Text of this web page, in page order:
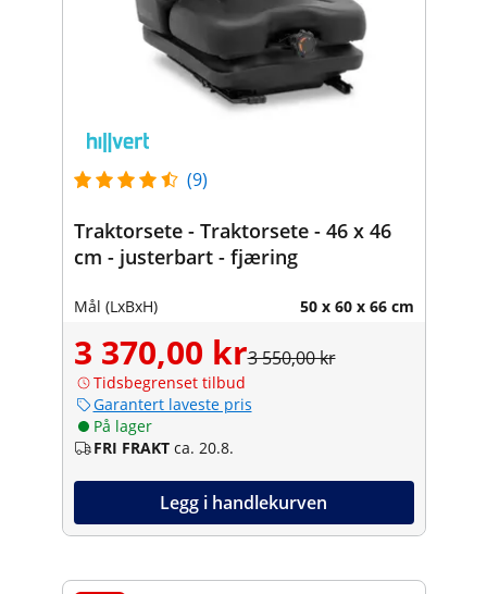
(9)
Traktorsete - Traktorsete - 46 x 46
cm - justerbart - fjæring
Mål (LxBxH) 50 x 60 x 66 cm
3 370,00 kr3 550,00 kr
Tidsbegrenset tilbud
Garantert laveste pris
På lager
FRI FRAKT ca. 20.8.
Legg i handlekurven